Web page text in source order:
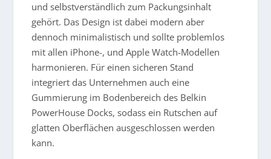
und selbstverständlich zum Packungsinhalt
gehört. Das Design ist dabei modern aber
dennoch minimalistisch und sollte problemlos
mit allen iPhone-, und Apple Watch-Modellen
harmonieren. Für einen sicheren Stand
integriert das Unternehmen auch eine
Gummierung im Bodenbereich des Belkin
PowerHouse Docks, sodass ein Rutschen auf
glatten Oberflächen ausgeschlossen werden
kann.